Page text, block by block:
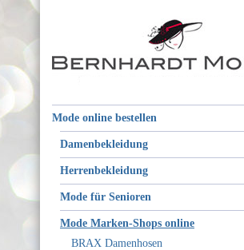
Mode online bestellen
Damenbekleidung
Herrenbekleidung
Mode für Senioren
Mode Marken-Shops online
BRAX Damenhosen